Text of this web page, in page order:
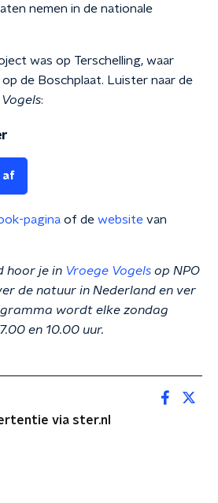
nemen in de nationale
was op Terschelling, waar
op de Boschplaat. Luister naar de
:
af
pagina of de website van
hoor je in Vroege Vogels op NPO
de natuur in Nederland en ver
wordt elke zondag
en 10.00 uur.
via ster.nl